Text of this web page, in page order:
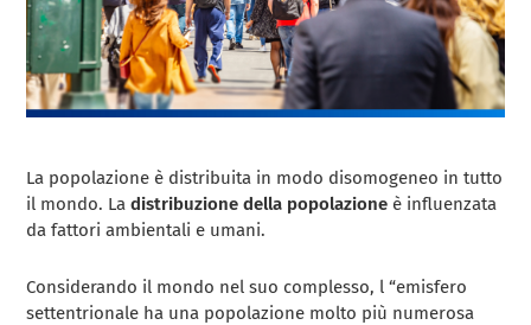
La popolazione è distribuita in modo disomogeneo in tutto
il mondo. Ladistribuzione della popolazione è influenzata
da fattori ambientali e umani.
Considerando il mondo nel suo complesso, l “emisfero
settentrionale ha una popolazione molto più numerosa